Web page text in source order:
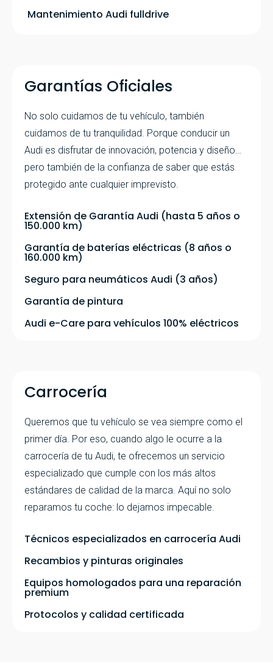
Mantenimiento Audi fulldrive
Garantías Oficiales
No solo cuidamos de tu vehículo, también
cuidamos de tu tranquilidad. Porque conducir un
Audi es disfrutar de innovación, potencia y diseño…
pero también de la confianza de saber que estás
protegido ante cualquier imprevisto.
Extensión de Garantía Audi (hasta 5 años o
150.000 km)
Garantía de baterías eléctricas (8 años o
160.000 km)
Seguro para neumáticos Audi (3 años)
Garantía de pintura
Audi e-Care para vehículos 100% eléctricos
Carrocería
Queremos que tu vehículo se vea siempre como el
primer día. Por eso, cuando algo le ocurre a la
carrocería de tu Audi, te ofrecemos un servicio
especializado que cumple con los más altos
estándares de calidad de la marca. Aquí no solo
reparamos tu coche: lo dejamos impecable.
Técnicos especializados en carrocería Audi
Recambios y pinturas originales
Equipos homologados para una reparación
premium
Protocolos y calidad certificada